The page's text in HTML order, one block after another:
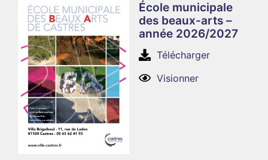
École municipale
des beaux-arts –
année 2026/2027
Télécharger
Visionner